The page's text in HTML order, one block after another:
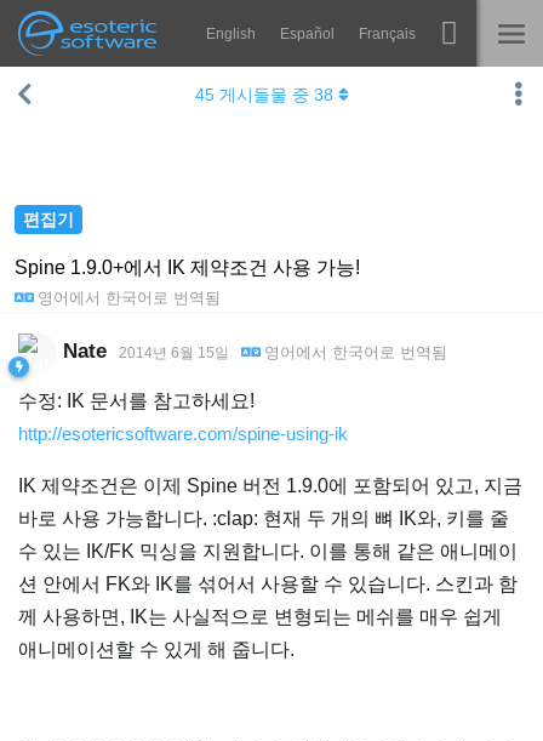
Esoteric Software
Navigation English Español Français
홈 Spine
FAQ
평가판 사용
구매
편집기
Spine 1.9.0+에서 IK 제약조건 사용 가능!
영어 에서 한국어 로 번역됨
45게시들물 중 38
Nate 2014년 6월 15일 영어 에서 한국어 로 번역됨
수정: IK 문서를 참고하세요!
http://esotericsoftware.com/spine-using-ik
IK 제약조건은 이제 Spine 버전 1.9.0에 포함되어 있고, 지금
바로 사용 가능합니다. :clap: 현재 두 개의 뼈 IK와, 키를 줄
수 있는 IK/FK 믹싱을 지원합니다. 이를 통해 같은 애니메이
션 안에서 FK와 IK를 섞어서 사용할 수 있습니다. 스킨과 함
께 사용하면, IK는 사실적으로 변형되는 메쉬를 매우 쉽게
애니메이션할 수 있게 해 줍니다.